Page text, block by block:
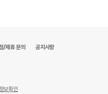
/제휴 문의 공지사항
보확인